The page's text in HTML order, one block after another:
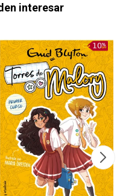
interesar